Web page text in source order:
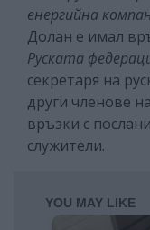
енергийна
Долан е имал
Руската
секретаря на
други членове
връзки с
служители.